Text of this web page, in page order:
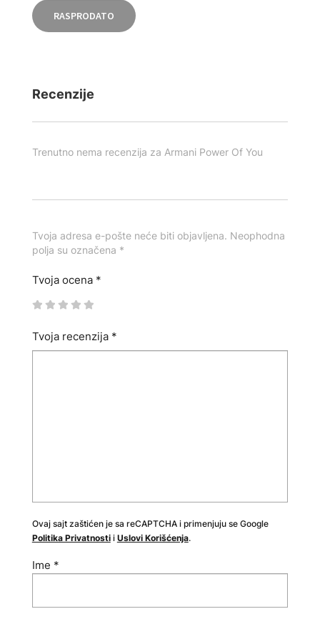
RASPRODATO
Recenzije
Trenutno nema recenzija za Armani Power Of You
Tvoja adresa e-pošte neće biti objavljena. Neophodna
polja su označena *
Tvoja ocena *
Tvoja recenzija *
Ovaj sajt zaštićen je sa reCAPTCHA i primenjuju se Google
Politika Privatnostii Uslovi Korišćenja.
Ime *